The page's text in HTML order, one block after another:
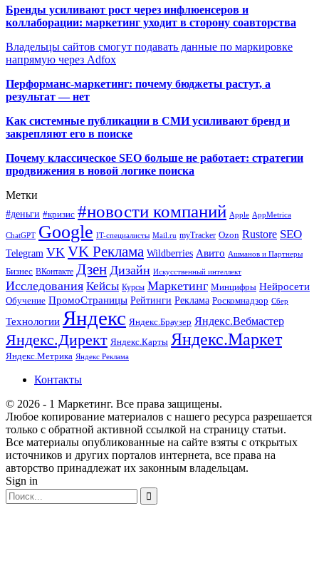
Бренды усиливают рост через инфлюенсеров и
коллаборации: маркетинг уходит в сторону соавторства
Владельцы сайтов смогут подавать данные по маркировке
напрямую через Adfox
Перформанс-маркетинг: почему бюджеты растут, а
результат — нет
Как системные публикации в СМИ усиливают бренд и
закрепляют его в поиске
Почему классическое SEO больше не работает: стратегии
продвижения в новой логике поиска
Метки
#деньги #кризис #новости компаний Apple AppMetrica
ChatGPT Google IT-специалисты Mail.ru myTracker Ozon Rustore SEO
Telegram VK VK Реклама Wildberries Авито Ашманов и Партнеры
Бизнес ВКонтакте Дзен Дизайн Искусственный интеллект
Исследования Кейсы Курсы Маркетинг Минцифры Нейросети
Обучение ПромоСтраницы Рейтинги Реклама Роскомнадзор Сбер
Технологии Яндекс Яндекс.Браузер Яндекс.Вебмастер
Яндекс.Директ Яндекс.Карты Яндекс.Маркет
Яндекс.Метрика Яндекс Реклама
Контакты
© 2026 - 1 Маркетинг. Все права защищены.
Любое копирование материалов с нашего ресурса разрешается
только с обратной активной ссылкой на страницу статьи.
Все материалы опубликованные на сайте взяты с открытых
источников и других порталов интернета, все права на
авторство принадлежат их законным владельцам.
Sign in